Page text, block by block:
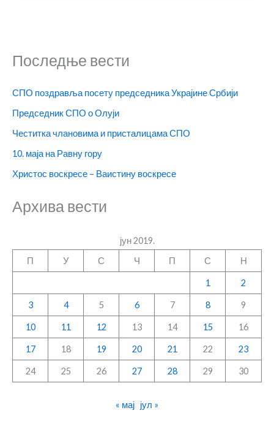
Последње вести
СПО поздравља посету председника Украјине Србији
Председник СПО о Олуји
Честитка члановима и присталицама СПО
10. маја на Равну гору
Христос воскресе – Ваистину воскресе
Архива вести
јун 2019.
П
У С Ч П С Н
1 2
3 4 5 6 7 8 9
10 11 12 13 14 15 16
17 18 19 20 21 22 23
24 25 26 27 28 29 30
« мај јул »